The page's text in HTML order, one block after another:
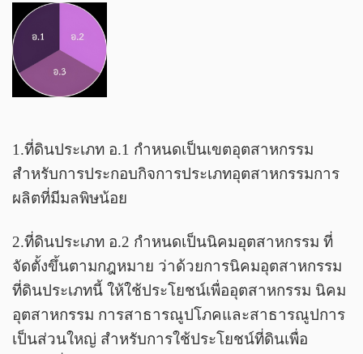
1.ที่ดินประเภท อ.1 กำหนดเป็นเขตอุตสาหกรรม
สำหรับการประกอบกิจการประเภทอุตสาหกรรมการ
ผลิตที่มีมลพิษน้อย
2.ที่ดินประเภท อ.2 กำหนดเป็นนิคมอุตสาหกรรม ที่
จัดตั้งขึ้นตามกฎหมาย ว่าด้วยการนิคมอุตสาหกรรม
ที่ดินประเภทนี้ ให้ใช้ประโยชน์เพื่ออุตสาหกรรม นิคม
อุตสาหกรรม การสาธารณูปโภคและสาธารณูปการ
เป็นส่วนใหญ่ สำหรับการใช้ประโยชน์ที่ดินเพื่อ